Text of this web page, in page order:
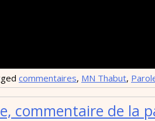
commentaires, MN Thabut,
commentaire de la